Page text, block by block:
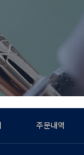
주문내역